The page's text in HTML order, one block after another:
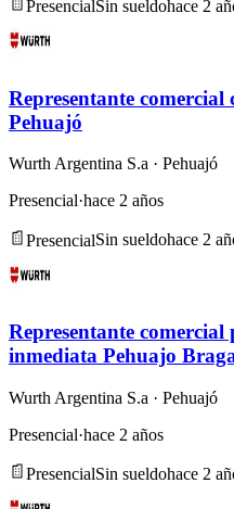
PresencialSin sueldohace 2
Representante comercial
Pehuajó
Wurth Argentina S.a · Pehuajó
Presencial·hace 2 años
PresencialSin sueldohace 2
Representante
inmediata Pehuajo
Wurth Argentina S.a · Pehuajó
Presencial·hace 2 años
PresencialSin sueldohace 2